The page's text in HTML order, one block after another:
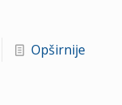
Opširnije